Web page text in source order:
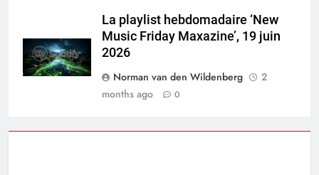
La playlist hebdomadaire ‘New
Music Friday Maxazine’, 19 juin
2026
Norman van den Wildenberg
2
months ago
0